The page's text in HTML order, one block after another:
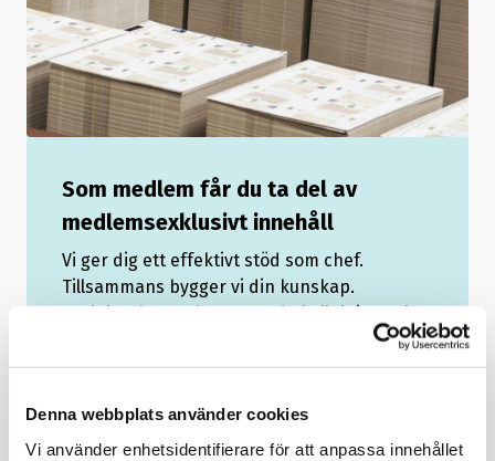
Denna webbplats använder cookies
Vi använder enhetsidentifierare för att anpassa innehållet
Som medlem får du ta del av
medlemsexklusivt innehåll
Vi ger dig ett effektivt stöd som chef.
Tillsammans bygger vi din kunskap.
Ta del av branschanpassade kollektivavtal
Saknar du ett webbkonto?Registrera här